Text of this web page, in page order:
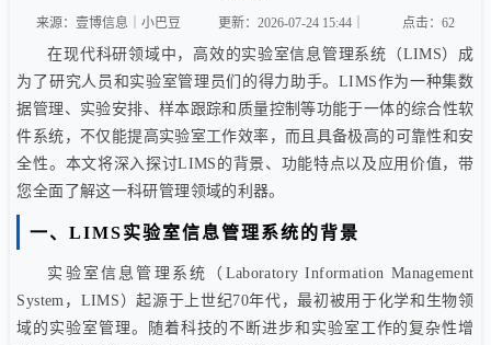
来源：壹博信息｜小巴豆 更新：2026-07-24 15:44｜ 点击：62
在现代科研领域中，高效的实验室信息管理系统（LIMS）成
为了研究人员和实验室管理员们的得力助手。LIMS作为一种集数
据管理、实验安排、样本跟踪和质量控制等功能于一体的综合性软
件系统，不仅能提高实验室工作效率，而且具备极高的可靠性和安
全性。本文将深入探讨LIMS的背景、功能特点以及应用价值，带
您全面了解这一科研管理领域的利器。
一、LIMS实验室信息管理系统的背景
实验室信息管理系统（ Laboratory Information Management
System ，LIMS）起源于上世纪70年代，最初被用于化学和生物领
域的实验室管理。随着科技的不断进步和实验室工作的复杂性增